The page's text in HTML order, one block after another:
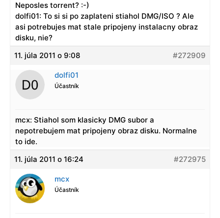
Neposles torrent? :-)
dolfi01: To si si po zaplateni stiahol DMG/ISO ? Ale
asi potrebujes mat stale pripojeny instalacny obraz
disku, nie?
11. júla 2011 o 9:08
#272909
dolfi01
Účastník
mcx: Stiahol som klasicky DMG subor a
nepotrebujem mat pripojeny obraz disku. Normalne
to ide.
11. júla 2011 o 16:24
#272975
mcx
Účastník